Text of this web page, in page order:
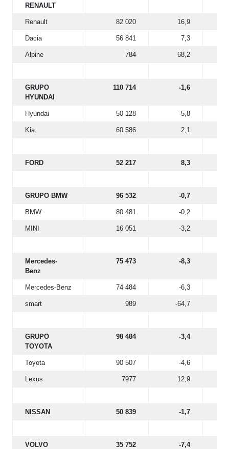
RENAULT
Renault 82 020 16,9
Dacia 56 841 7,3
Alpine 784 68,2
GRUPO
HYUNDAI
110 714 -1,6
Hyundai 50 128 -5,8
Kia 60 586 2,1
FORD 52 217 8,3
GRUPO BMW 96 532 -0,7
BMW 80 481 -0,2
MINI 16 051 -3,2
Mercedes-
Benz
75 473 -8,3
Mercedes-Benz 74 484 -6,3
smart 989 -64,7
GRUPO
TOYOTA
98 484 -3,4
Toyota 90 507 -4,6
Lexus 7977 12,9
NISSAN 50 839 -1,7
VOLVO 35 752 -7,4